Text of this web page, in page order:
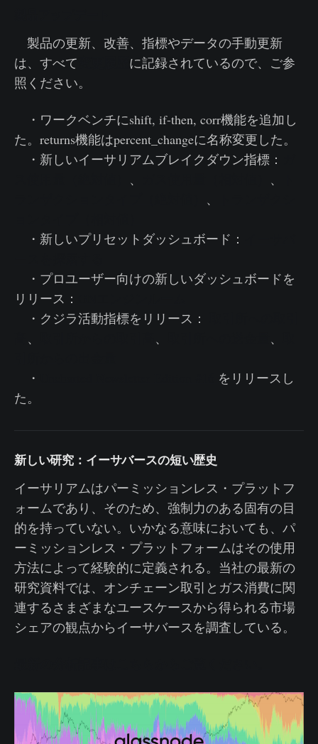
製品の更新、改善、指標やデータの手動更新
は、すべて
に記録されているので、ご参
照ください。
・ワークベンチにshift, if-then, corr機能を追加し
た。returns機能はpercent_changeに名称変更した。
・新しいイーサリアムブレイクダウン指標：
、 、
、
・新しいプリセットダッシュボード：
・プロユーザー向けの新しいダッシュボードを
リリース：
・クジラ活動指標をリリース：
、 、 、
・
をリリースし
た。
新しい研究：イーサバースの短い歴史
イーサリアムはパーミッションレス・プラットフ
ォームであり、そのため、強制力のある固有の目
的を持っていない。いかなる意味においても、パ
ーミッションレス・プラットフォームはその使用
方法によって経験的に定義される。当社の最新の
研究資料では、オンチェーン取引とガス消費に関
連するさまざまなユースケースから得られる市場
シェアの観点からイーサバースを調査している。